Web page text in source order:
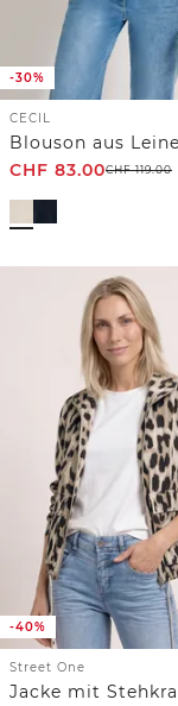
-30%
CECIL
CHF 83.00CHF119.00
-40%
Street One